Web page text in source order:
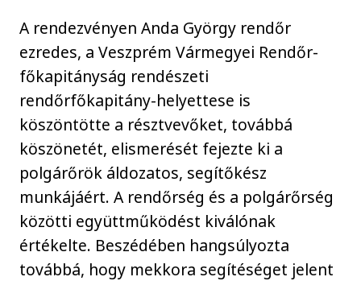
A rendezvényen Anda György rendőr
ezredes, a Veszprém Vármegyei Rendőr-
főkapitányság rendészeti
rendőrfőkapitány-helyettese is
köszöntötte a résztvevőket, továbbá
köszönetét, elismerését fejezte ki a
polgárőrök áldozatos, segítőkész
munkájáért. A rendőrség és a polgárőrség
közötti együttműködést kiválónak
értékelte. Beszédében hangsúlyozta
továbbá, hogy mekkora segítéséget jelent